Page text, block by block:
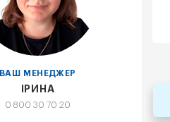
ВАШ МЕНЕДЖЕР
ІРИНА
0 800 30 70 20